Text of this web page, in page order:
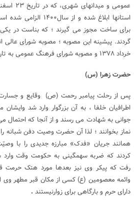
استانها ابلاغ شده و
برای ساخت مجوز می گیرند ؛ که بناست در
گردند. پیشینه این مصوبه ؛ مصوبه شورای عالی
خرداد ۱۳۷۸ و مصوبه شورای فرهنگ عمومی به تاریخ ۱۸ آبان ۱۳۷۹ بوده است .
حضرت زهرا (س)
پس از رحلت پیامبر رحمت (ص) وقایع و
اطرافیان خلفا ، به آن بزرگوار وارد شد
جوانی به شهادت می رسند و از آنجا که
نماز بخوانند ؛ لذا آن حضرت وصیت دفن شبانه را
همانند جریان «فدک» مبارزه جدیدی را با
کردند که ضربه سهمگینی به حکومت وقت
رفت که پیکر وی نیز بعدها مورد هتک حرمت
وائمه معصومین (ع) کسی از مکان قبر مطهر وی
دارای حرم و بارگاهی برای زوارنیستند .